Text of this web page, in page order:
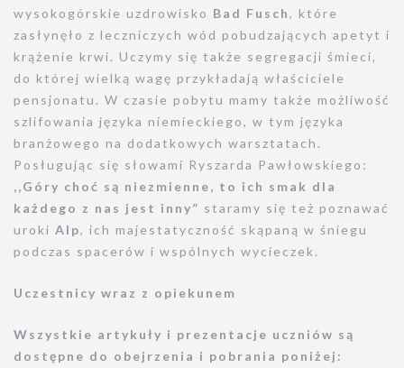
wysokogórskie uzdrowisko Bad Fusch, które
zasłynęło z leczniczych wód pobudzających apetyt i
krążenie krwi. Uczymy się także segregacji śmieci,
do której wielką wagę przykładają właściciele
pensjonatu. W czasie pobytu mamy także możliwość
szlifowania języka niemieckiego, w tym języka
branżowego na dodatkowych warsztatach.
Posługując się słowami Ryszarda Pawłowskiego:
,,Góry choć są niezmienne, to ich smak dla
każdego z nas jest inny” staramy się też poznawać
uroki Alp, ich majestatyczność skąpaną w śniegu
podczas spacerów i wspólnych wycieczek.
Uczestnicy wraz z opiekunem
Wszystkie artykuły i prezentacje uczniów są
dostępne do obejrzenia i pobrania poniżej: